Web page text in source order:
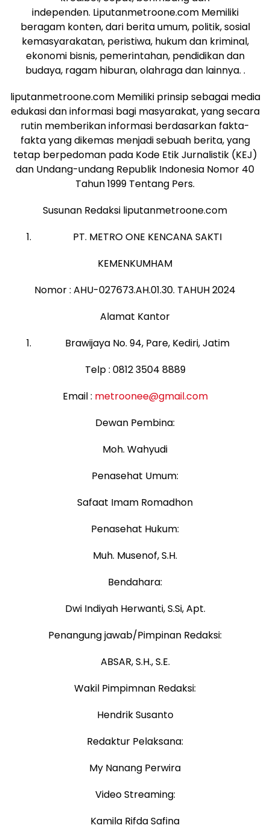
independen. Liputanmetroone.com Memiliki
beragam konten, dari berita umum, politik, sosial
kemasyarakatan, peristiwa, hukum dan kriminal,
ekonomi bisnis, pemerintahan, pendidikan dan
budaya, ragam hiburan, olahraga dan lainnya. .
liputanmetroone.com Memiliki prinsip sebagai media
edukasi dan informasi bagi masyarakat, yang secara
rutin memberikan informasi berdasarkan fakta-
fakta yang dikemas menjadi sebuah berita, yang
tetap berpedoman pada Kode Etik Jurnalistik (KEJ)
dan Undang-undang Republik Indonesia Nomor 40
Tahun 1999 Tentang Pers.
Susunan Redaksi liputanmetroone.com
PT. METRO ONE KENCANA SAKTI
KEMENKUMHAM
Nomor : AHU-027673.AH.01.30. TAHUH 2024
Alamat Kantor
Brawijaya No. 94, Pare, Kediri, Jatim
Telp : 0812 3504 8889
Email : metroonee@gmail.com
Dewan Pembina:
Moh. Wahyudi
Penasehat Umum:
Safaat Imam Romadhon
Penasehat Hukum:
Muh. Musenof, S.H.
Bendahara:
Dwi Indiyah Herwanti, S.Si, Apt.
Penangung jawab/Pimpinan Redaksi:
ABSAR, S.H., S.E.
Wakil Pimpimnan Redaksi:
Hendrik Susanto
Redaktur Pelaksana:
My Nanang Perwira
Video Streaming:
Kamila Rifda Safina